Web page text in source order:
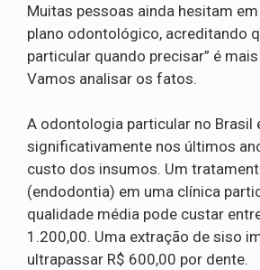
Muitas pessoas ainda hesitam
plano odontológico, acreditando
particular quando precisar” é
Vamos analisar os fatos.
A odontologia particular no Brasil
significativamente nos últimos
custo dos insumos. Um
(endodontia) em uma clínica
qualidade média pode custar
1.200,00. Uma extração de siso
ultrapassar R$ 600,00 por dente.